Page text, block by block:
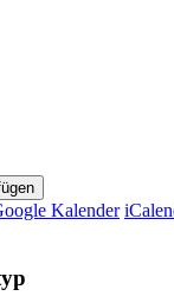
Kalender